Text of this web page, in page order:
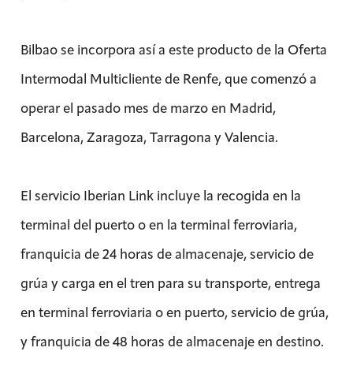
Bilbao se incorpora así a este producto de la Oferta
Intermodal Multicliente de Renfe, que comenzó a
operar el pasado mes de marzo en Madrid,
Barcelona, Zaragoza, Tarragona y Valencia.
El servicio Iberian Link incluye la recogida en la
terminal del puerto o en la terminal ferroviaria,
franquicia de 24 horas de almacenaje, servicio de
grúa y carga en el tren para su transporte, entrega
en terminal ferroviaria o en puerto, servicio de grúa,
y franquicia de 48 horas de almacenaje en destino.